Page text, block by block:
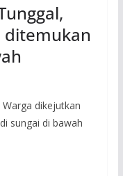
ditemukan
dikejutkan
sungai di bawah